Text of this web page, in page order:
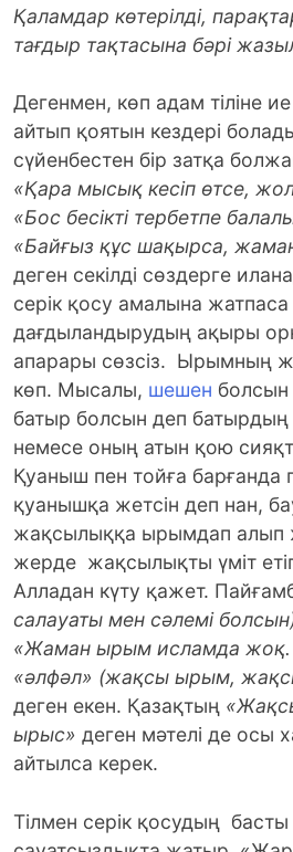
Қаламдар көтерілді,
тағдыр тақтасына бәрі
Дегенмен, көп адам тіліне
айтып қоятын кездері
сүйенбестен бір затқа
«Қара мысық кесіп өтсе,
«Бос бесікті тербетпе
«Байғыз құс шақырса,
деген секілді сөздерге
серік қосу амалына жатпаса
дағдыландырудың ақыры
апарары сөзсіз. Ырымның
көп. Мысалы, шешен болсын
батыр болсын деп батырдың
немесе оның атын қою
Қуаныш пен тойға барғанда
қуанышқа жетсін деп нан,
жақсылыққа ырымдап алып
жерде жақсылықты үміт
Алладан күту қажет.
салауаты мен сәлемі
«Жаман ырым исламда жоқ.
«әлфәл» (жақсы ырым,
деген екен. Қазақтың
ырыс» деген мәтелі де осы
айтылса керек.
Тілмен серік қосудың басты